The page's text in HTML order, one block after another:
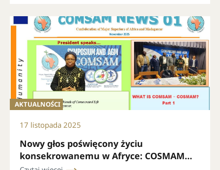
AKTUALNOŚCI
17 listopada 2025
Nowy głos poświęcony życiu
konsekrowanemu w Afryce: COSMAM